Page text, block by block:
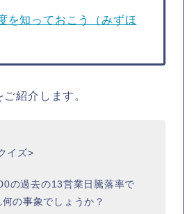
を知っておこう（みずほ
紹介します。
イズ>
の過去の13営業日騰落率で
の事象でしょうか？